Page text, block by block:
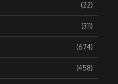
(22)
(311)
(674)
(458)